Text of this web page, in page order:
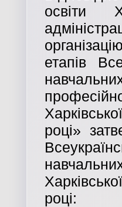
освіти
етапів
році»
році: